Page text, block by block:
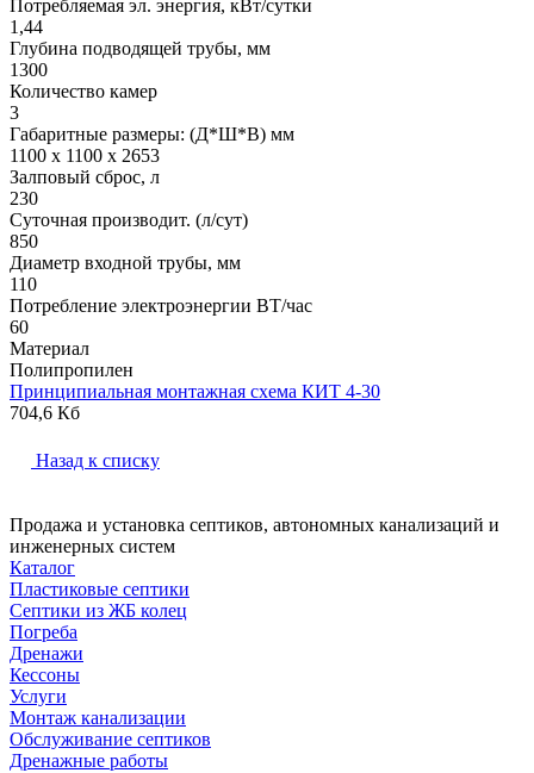
Потребляемая эл. энергия, кВт/сутки
1,44
Глубина подводящей трубы, мм
1300
Количество камер
3
Габаритные размеры: (Д*Ш*В) мм
1100 х 1100 х 2653
Залповый сброс, л
230
Суточная производит. (л/сут)
850
Диаметр входной трубы, мм
110
Потребление электроэнергии ВТ/час
60
Материал
Полипропилен
Принципиальная монтажная схема КИТ 4-30
704,6 Кб
Назад к списку
Продажа и установка септиков, автономных канализаций и
инженерных систем
Каталог
Пластиковые септики
Септики из ЖБ колец
Погреба
Дренажи
Кессоны
Услуги
Монтаж канализации
Обслуживание септиков
Дренажные работы